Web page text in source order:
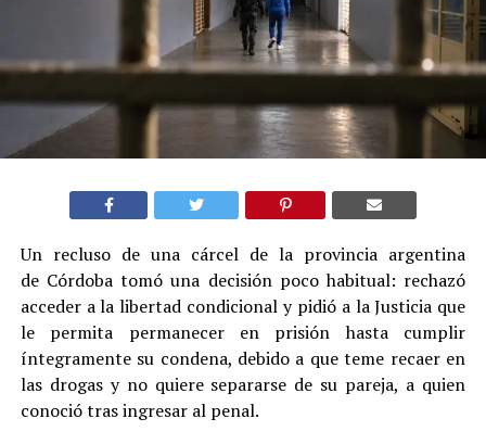
Un recluso de una cárcel de la provincia argentina
de Córdoba tomó una decisión poco habitual: rechazó
acceder a la libertad condicional y pidió a la Justicia que
le permita permanecer en prisión hasta cumplir
íntegramente su condena, debido a que teme recaer en
las drogas y no quiere separarse de su pareja, a quien
conoció tras ingresar al penal.